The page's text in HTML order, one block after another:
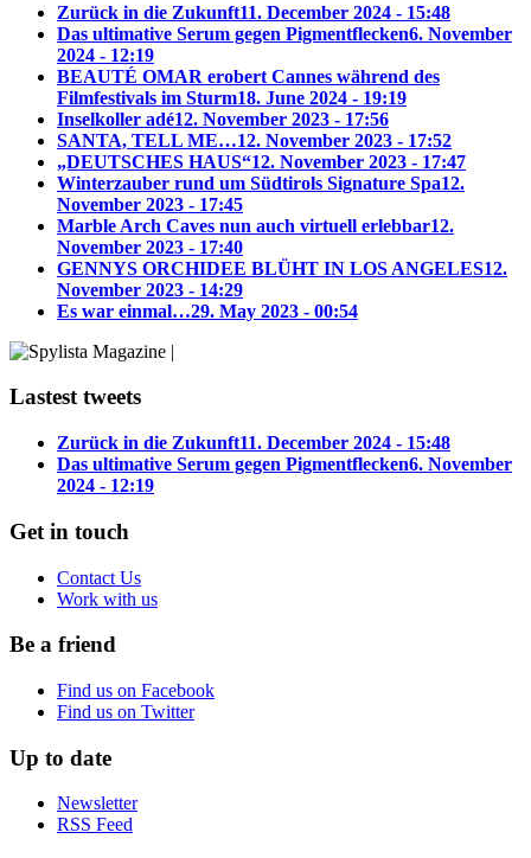
Zurück in die Zukunft11. December 2024 - 15:48
Das ultimative Serum gegen Pigmentflecken6. November
2024 - 12:19
BEAUTÉ OMAR erobert Cannes während des
Filmfestivals im Sturm18. June 2024 - 19:19
Inselkoller adé12. November 2023 - 17:56
SANTA, TELL ME…12. November 2023 - 17:52
„DEUTSCHES HAUS“12. November 2023 - 17:47
Winterzauber rund um Südtirols Signature Spa12.
November 2023 - 17:45
Marble Arch Caves nun auch virtuell erlebbar12.
November 2023 - 17:40
GENNYS ORCHIDEE BLÜHT IN LOS ANGELES12.
November 2023 - 14:29
Es war einmal…29. May 2023 - 00:54
Lastest tweets
Zurück in die Zukunft11. December 2024 - 15:48
Das ultimative Serum gegen Pigmentflecken6. November
2024 - 12:19
Get in touch
Contact Us
Work with us
Be a friend
Find us on Facebook
Find us on Twitter
Up to date
Newsletter
RSS Feed